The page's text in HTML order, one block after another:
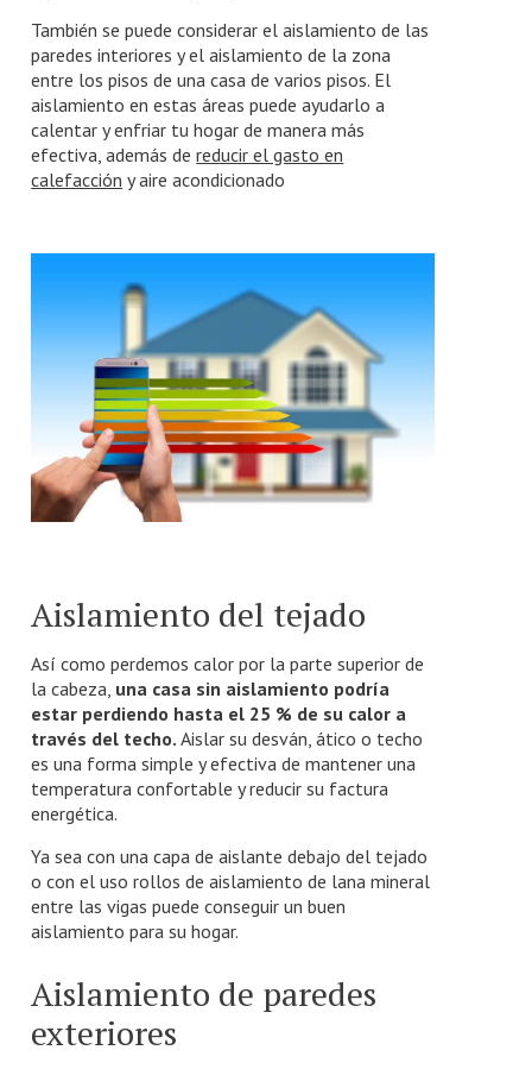
También se puede considerar el aislamiento de las
paredes interiores y el aislamiento de la zona
entre los pisos de una casa de varios pisos. El
aislamiento en estas áreas puede ayudarlo a
calentar y enfriar tu hogar de manera más
efectiva, además dereducir el gasto en
calefacción y aire acondicionado
Aislamiento del tejado
Así como perdemos calor por la parte superior de
la cabeza, una casa sin aislamiento podría
estar perdiendo hasta el 25 % de su calor a
través del techo. Aislar su desván, ático o techo
es una forma simple y efectiva de mantener una
temperatura confortable y reducir su factura
energética.
Ya sea con una capa de aislante debajo del tejado
o con el uso rollos de aislamiento de lana mineral
entre las vigas puede conseguir un buen
aislamiento para su hogar.
Aislamiento de paredes
exteriores